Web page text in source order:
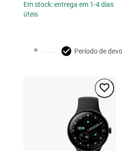
Em stock: entrega em 1-4 dias
úteis
Período de